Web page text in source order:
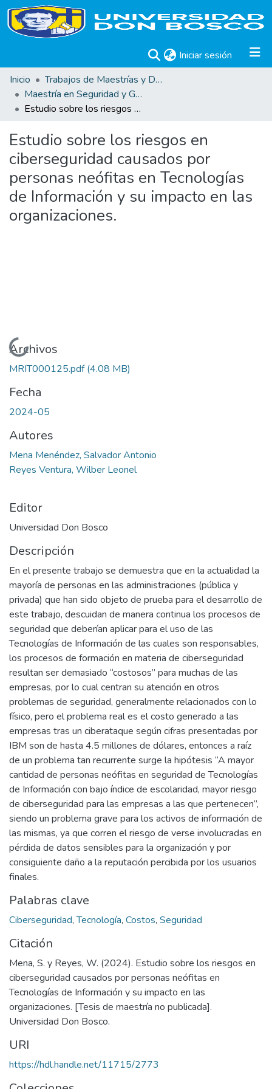
Iniciar sesión (current)
Inicio
Trabajos de Maestrías y Doctorados
Maestría en Seguridad y Gestión de Riesgos Informáticos
Estudio sobre los riesgos en ciberseguridad causados por personas neófitas en Tecnologías de Información y su impacto en las organizaciones.
Estudio sobre los riesgos en
ciberseguridad causados por
personas neófitas en Tecnologías
de Información y su impacto en las
organizaciones.
Cargando...
Archivos
MRIT000125.pdf(4.08 MB)
Fecha
2024-05
Autores
Mena Menéndez, Salvador Antonio
Reyes Ventura, Wilber Leonel
Editor
Universidad Don Bosco
Descripción
En el presente trabajo se demuestra que en la actualidad la
mayoría de personas en las administraciones (pública y
privada) que han sido objeto de prueba para el desarrollo de
este trabajo, descuidan de manera continua los procesos de
seguridad que deberían aplicar para el uso de las
Tecnologías de Información de las cuales son responsables,
los procesos de formación en materia de ciberseguridad
resultan ser demasiado “costosos” para muchas de las
empresas, por lo cual centran su atención en otros
problemas de seguridad, generalmente relacionados con lo
físico, pero el problema real es el costo generado a las
empresas tras un ciberataque según cifras presentadas por
IBM son de hasta 4.5 millones de dólares, entonces a raíz
de un problema tan recurrente surge la hipótesis “A mayor
cantidad de personas neófitas en seguridad de Tecnologías
de Información con bajo índice de escolaridad, mayor riesgo
de ciberseguridad para las empresas a las que pertenecen”,
siendo un problema grave para los activos de información de
las mismas, ya que corren el riesgo de verse involucradas en
pérdida de datos sensibles para la organización y por
consiguiente daño a la reputación percibida por los usuarios
finales.
Palabras clave
Ciberseguridad,Tecnología, Costos, Seguridad
Citación
Mena, S. y Reyes, W. (2024). Estudio sobre los riesgos en
ciberseguridad causados por personas neófitas en
Tecnologías de Información y su impacto en las
organizaciones. [Tesis de maestría no publicada].
Universidad Don Bosco.
URI
https://hdl.handle.net/11715/2773